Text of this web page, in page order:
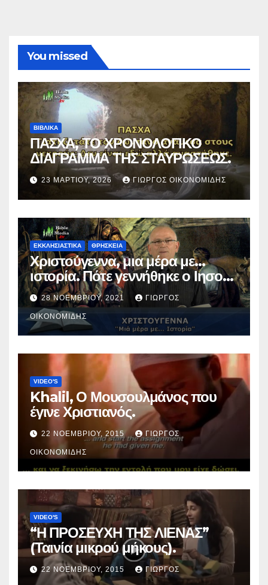
You missed
ΒΙΒΛΙΚΑ
ΠΑΣΧΑ, ΤΟ ΧΡΟΝΟΛΟΓΙΚΟ
ΔΙΑΓΡΑΜΜΑ ΤΗΣ ΣΤΑΥΡΩΣΕΩΣ.
23 ΜΑΡΤΊΟΥ, 2026 ΓΙΏΡΓΟΣ ΟΙΚΟΝΟΜΊΔΗΣ
ΕΚΚΛΗΣΙΑΣΤΙΚΑ ΘΡΗΣΚΕΙΑ
Χριστούγεννα, μια μέρα με…
ιστορία. Πότε γεννήθηκε ο Ιησούς
Χριστός; (Βίντεο).
28 ΝΟΕΜΒΡΊΟΥ, 2021 ΓΙΏΡΓΟΣ
ΟΙΚΟΝΟΜΊΔΗΣ
VIDEO'S
Khalil, Ο Μουσουλμάνος που
έγινε Χριστιανός.
22 ΝΟΕΜΒΡΊΟΥ, 2015 ΓΙΏΡΓΟΣ
ΟΙΚΟΝΟΜΊΔΗΣ
VIDEO'S
“Η ΠΡΟΣΕΥΧΗ ΤΗΣ ΛΙΕΝΑΣ”
(Ταινία μικρού μήκους).
22 ΝΟΕΜΒΡΊΟΥ, 2015 ΓΙΏΡΓΟΣ